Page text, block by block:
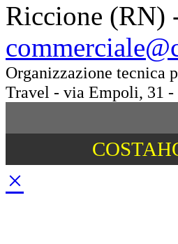
Riccione (RN)
Organizzazione tecnica
Travel - via Empoli, 31
×